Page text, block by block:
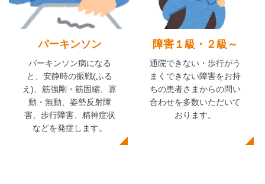
パーキンソン
パーキンソン病になる
と、安静時の振戦(ふる
え)、筋強剛・筋固縮、寡
動・無動、姿勢反射障
害、歩行障害、精神症状
などを発症します。
障害１級・２級～
通院できない・歩行がう
まくできない障害をお持
ちの患者さまからの問い
合わせを多数いただいて
おります。